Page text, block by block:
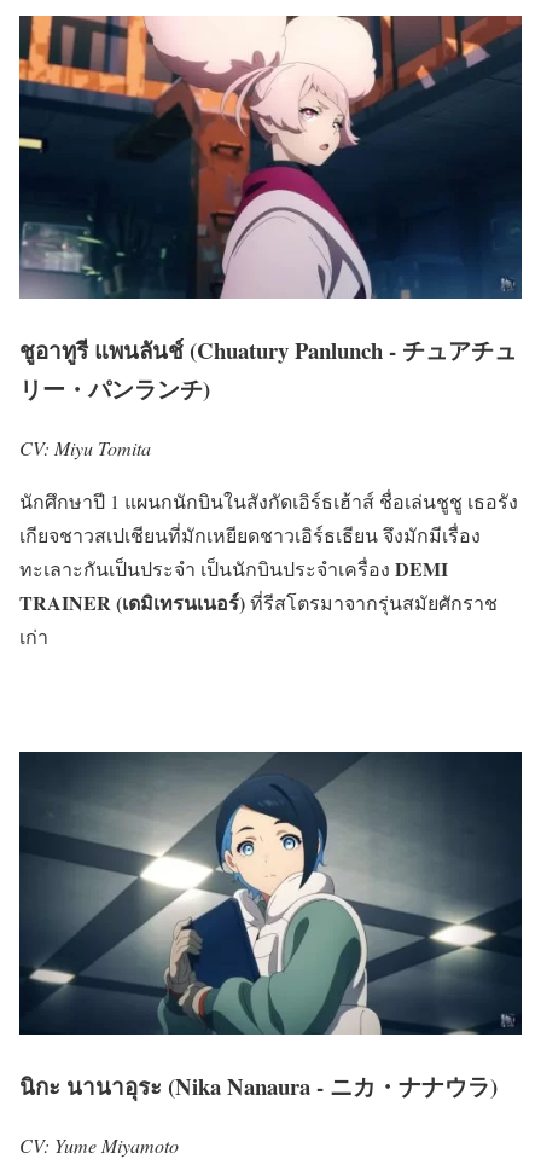
ชูอาทูรี แพนลันช์ (Chuatury Panlunch - チュアチュ
リー・パンランチ)
CV: Miyu Tomita
นักศึกษาปี 1 แผนกนักบินในสังกัดเอิร์ธเฮ้าส์ ชื่อเล่นชูชู เธอรัง
เกียจชาวสเปเชียนที่มักเหยียดชาวเอิร์ธเธียน จึงมักมีเรื่อง
ทะเลาะกันเป็นประจำ เป็นนักบินประจำเครื่อง DEMI
TRAINER (เดมิเทรนเนอร์)ที่รีสโตรมาจากรุ่นสมัยศักราช
เก่า
นิกะ นานาอุระ (Nika Nanaura - ニカ・ナナウラ)
CV: Yume Miyamoto